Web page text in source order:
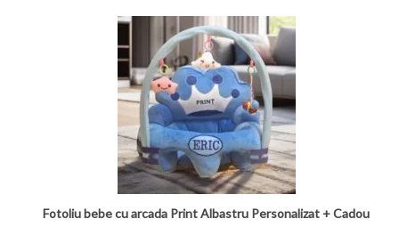
Fotoliu bebe cu arcada Print Albastru Personalizat + Cadou